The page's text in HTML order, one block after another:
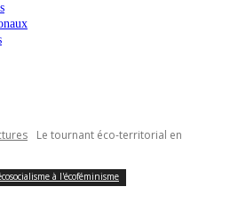
Le tournant éco-territorial en
à l'écoféminisme